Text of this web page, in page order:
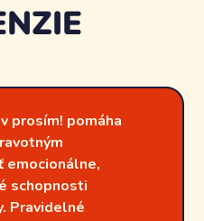
prosím! pomáha
emocionálne,
schopnosti
Pravidelné